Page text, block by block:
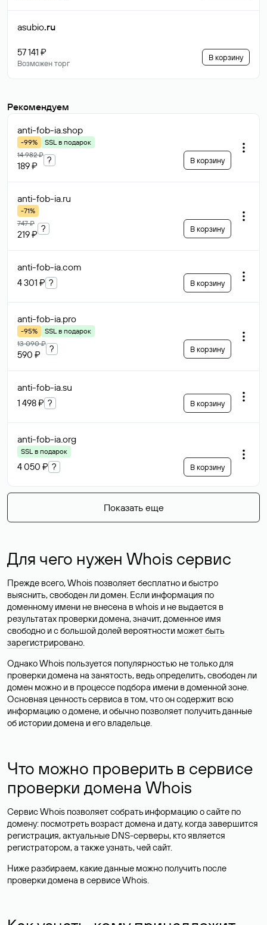
asubio.ru
57 141 ₽
Возможен торг
В корзину
Рекомендуем
anti-fob-ia.shop
-99%
SSL в подарок
14 982 ₽
189 ₽
? В корзину
anti-fob-ia.ru
-71%
747 ₽
219 ₽
? В корзину
anti-fob-ia.com
4 301 ₽ ? В корзину
anti-fob-ia.pro
-95%
SSL в подарок
13 090 ₽
590 ₽
? В корзину
anti-fob-ia.su
1 498 ₽ ? В корзину
anti-fob-ia.org
SSL в подарок
4 050 ₽ ? В корзину
Показать еще
Для чего нужен Whois сервис
Прежде всего, Whois позволяет бесплатно и быстро
выяснить, свободен ли домен. Если информация по
доменному имени не внесена в whois и не выдается в
результатах проверки домена, значит, доменное имя
свободно и с большой долей вероятности может быть
зарегистрировано.
Однако Whois пользуется популярностью не только для
проверки домена на занятость, ведь определить, свободен ли
домен можно и в процессе подбора имени в доменной зоне.
Основная ценность сервиса в том, что он содержит всю
информацию о домене, и обычно позволяет получить данные
об истории домена и его владельце.
Что можно проверить в сервисе
проверки домена Whois
Сервис Whois позволяет собрать информацию о сайте по
домену: посмотреть возраст домена и дату, когда завершится
регистрация, актуальные DNS-серверы, кто является
регистратором, а также узнать, чей сайт.
Ниже разбираем, какие данные можно получить после
проверки домена в сервисе Whois.